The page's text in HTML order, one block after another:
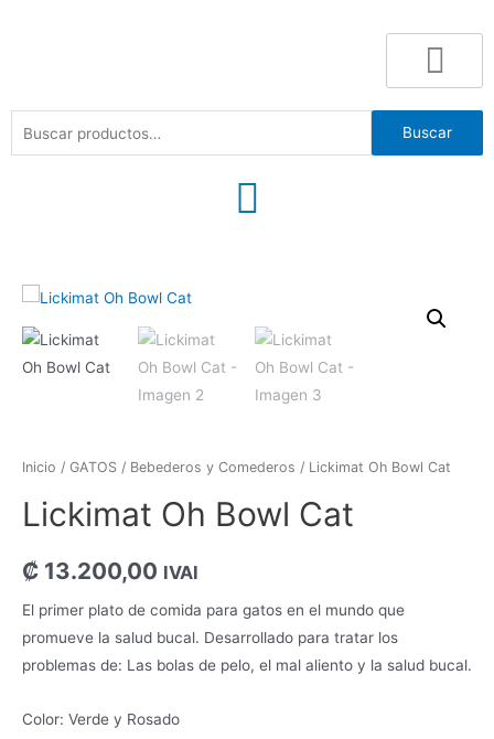
Buscar
Inicio / GATOS / Bebederos y Comederos / Lickimat Oh Bowl Cat
Lickimat Oh Bowl Cat
₡ 13.200,00 IVAI
El primer plato de comida para gatos en el mundo que
promueve la salud bucal. Desarrollado para tratar los
problemas de: Las bolas de pelo, el mal aliento y la salud bucal.
Color: Verde y Rosado